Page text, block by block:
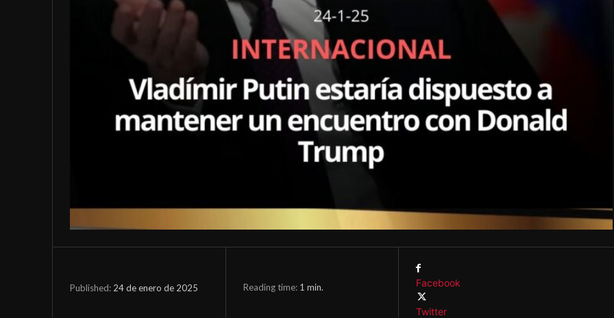
Published: 24 de enero de 2025 Reading time: 1 min. Facebook
Twitter